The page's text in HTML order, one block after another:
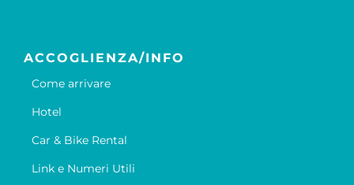
ACCOGLIENZA/INFO
Come arrivare
Hotel
Car & Bike Rental
Link e Numeri Utili